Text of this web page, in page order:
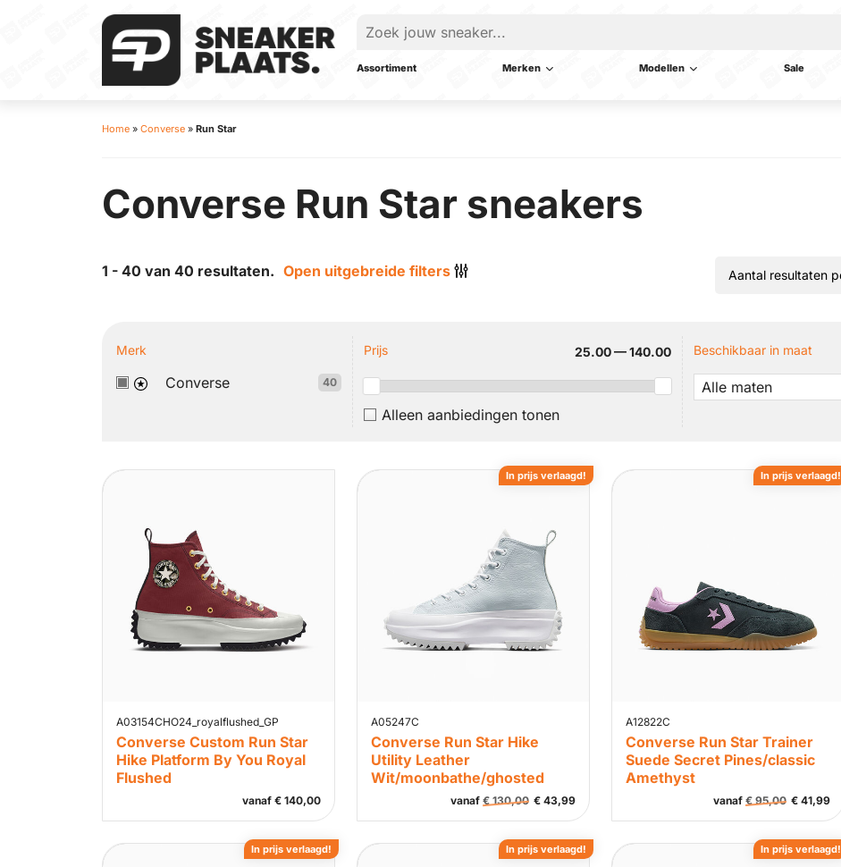
Assortiment Merken Modellen Sale
Home » Converse » Run Star
Converse Run Star sneakers
1 - 40 van 40 resultaten. Open uitgebreide filters
Merk
Converse 40
Prijs 25.00 — 140.00
Alleen aanbiedingen tonen
Beschikbaar in maat
Alle maten
A03154CHO24_royalflushed_GP
Converse Custom Run Star
Hike Platform By You Royal
Flushed
vanaf € 140,00
A05247C
Converse Run Star Hike
Utility Leather
Wit/moonbathe/ghosted
vanaf €130,00 € 43,99
In prijs verlaagd!
A12822C
Converse Run Star Trainer
Suede Secret Pines/classic
Amethyst
vanaf €95,00 € 41,99
In prijs verlaagd!
In prijs verlaagd! In prijs verlaagd! In prijs verlaagd!